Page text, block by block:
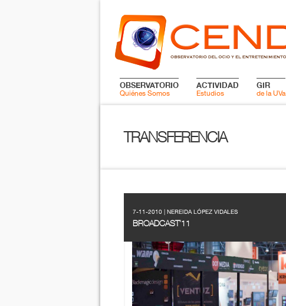
OBSERVATORIO
Quiénes Somos
ACTIVIDAD
Estudios
GIR
de la UVa
TRANSFERENCIA
7-11-2010 | NEREIDA LÓPEZ VIDALES
BROADCAST’11